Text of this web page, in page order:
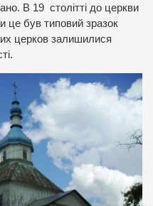
В 19 столітті до церкви
це був типовий зразок
церков залишилися